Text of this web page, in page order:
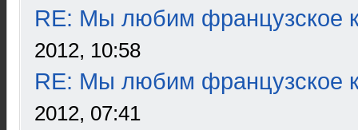
RE: Мы любим французское
2012, 10:58
RE: Мы любим французское
2012, 07:41